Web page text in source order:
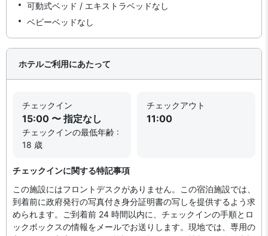
可動式ベッド / エキストラベッドなし
ベビーベッドなし
ホテルご利用にあたって
チェックイン
15:00 〜 指定なし
チェックインの最低年齢 :
18 歳
チェックアウト
11:00
チェックインに関する特記事項
この施設にはフロントデスクがありません。この宿泊施設では、
到着前に政府発行の写真付き身分証明書の写しを提供するよう求
められます。ご到着前 24 時間以内に、チェックインの手順とロ
ックボックスの情報をメールでお送りします。現地では、専用の